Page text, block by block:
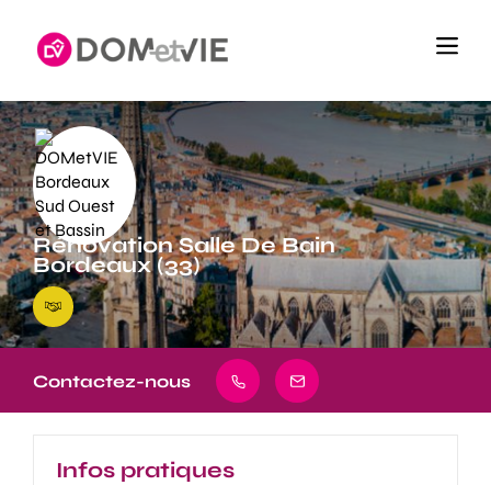
Rénovation Salle De Bain
Bordeaux (33)
Contactez-nous
Infos pratiques